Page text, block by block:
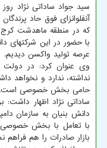
سید جواد ساداتی نژاد
آنفلوانزای فوق حاد
که در منطقه ماهدشت کرج
با حضور در این شرکتهای
عرصه تولید واکسن دیدیم.
وی عنوان کرد: در
نداشته، ندارد و نخواهد
حامی بخش خصوصی است.
ساداتی نژاد اظهار
دانش بنیان به سازمان
با تعامل با بخش خصوصی
بازار صادرات را هم فراهم